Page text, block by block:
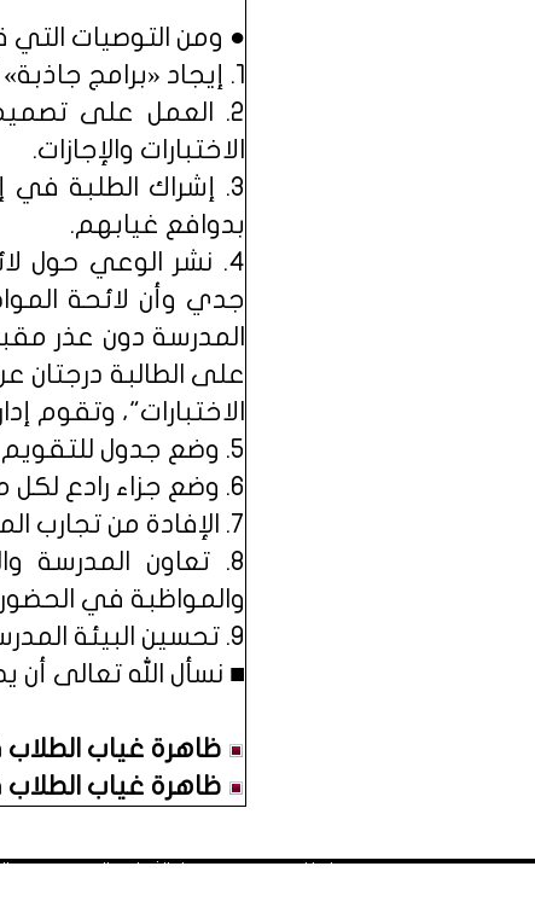
● ومن التوصيات
1. إيجاد «برامج جاذبة» تُغري المُتعلمين وتُشجعهم على التواجد والتفاعل.
2. العمل على
الاختبارات والإجازات.
3. إشراك الطلبة
بدوافع غيابهم.
4. نشر الوعي حول
جدي وأن لائحة
المدرسة دون عذر
على الطالبة
الاختبارات"، وتقوم
5. وضع جدول للتقويم والاختبارات في الأسبوع قبل الإجازة لضمان عدم غياب الطلاب والطالبات.
6. وضع جزاء رادع لكل من يصرّح أو يلمّح للطلاب والطالبات بالغياب.
7. الإفادة من تجارب المدارس المتميزة في انضباط طلابها وتعميمها على باقي المدارس.
8. تعاون المدرسة
والمواظبة في
9. تحسين البيئة المدرسية ليحبها الطلاب ويفضلونها على المنزل أو الشارع.
■ نسأل الله تعالى أن
ظاهرة غياب الطلاب
ظاهرة غياب الطلاب
■ انطلاق منتدى منهل الثقافة التربوية: يوم السبت المصادف غرة شهر